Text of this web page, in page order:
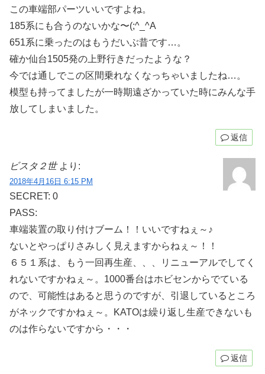
この車端部パーツいいですよね。
185系にも合うのないかな〜(;^_^A
651系に乗ったのはもうだいぶ昔です…。
確か仙台1505発の上野行きだったような？
今では通しでこの区間乗れなくなっちゃいましたね…。
模型も持ってましたが一時期遠ざかっていた時にみんな手
放してしまいました。
返信
ビスタ２世 より:
2018年4月16日 6:15 PM
SECRET: 0
PASS:
車端装置の取り付けブーム！！いいですねぇ～♪
ないとやっぱりさみしく見えますからねぇ～！！
６５１系は、もう一回再生産、、、リニューアルでしてく
れないですかねぇ～。1000番台はホビセンからでている
ので、可能性はあると思うのですが、引退しているところ
がネックですかねぇ～。KATOは繰り返し生産できないも
のは作らないですから・・・
返信